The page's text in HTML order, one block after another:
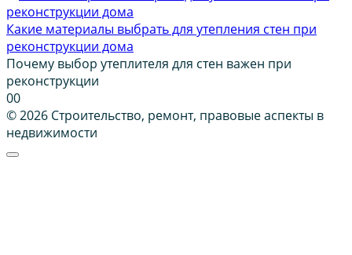
Какие материалы выбрать для утепления стен при
реконструкции дома
Почему выбор утеплителя для стен важен при
реконструкции
00
© 2026 Строительство, ремонт, правовые аспекты в
недвижимости